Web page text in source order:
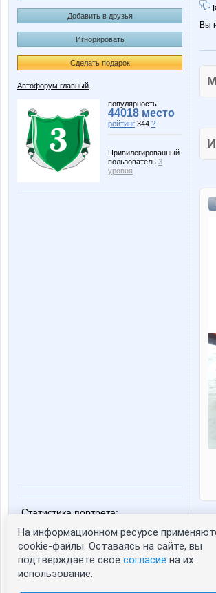
Добавить в друзья
Игнорировать
Сделать подарок
Автофорум главный
популярность:
44018 место
рейтинг 344 ?
Привилегированный
пользователь 3
уровня
Статистика портрета:
сейчас просматривают портрет - 0
зарегистрированные пользователи
посетившие портрет за 7 дней - 0
Вы
На информационном ресурсе
cookie-файлы. Оставаясь на сайте, вы
подтверждаете свое согласие на их
использование.